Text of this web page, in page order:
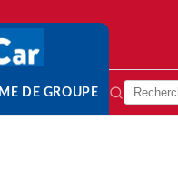
DE GROUPE